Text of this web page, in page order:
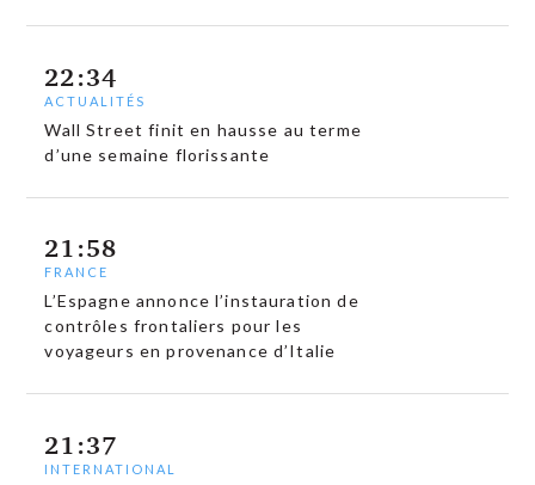
22:34
ACTUALITÉS
Wall Street finit en hausse au terme
d’une semaine florissante
21:58
FRANCE
L’Espagne annonce l’instauration de
contrôles frontaliers pour les
voyageurs en provenance d’Italie
21:37
INTERNATIONAL